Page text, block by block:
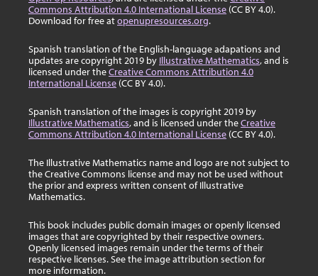
Commons Attribution 4.0 International License (CC BY 4.0).
Download for free atopenupresources.org.
Spanish translation of the English-language adapations and
updates are copyright 2019 by Illustrative Mathematics, and is
licensed under theCreative Commons Attribution 4.0
International License (CC BY 4.0).
Spanish translation of the images is copyright 2019 by
Illustrative Mathematics, and is licensed under theCreative
Commons Attribution 4.0 International License (CC BY 4.0).
The Illustrative Mathematics name and logo are not subject to
the Creative Commons license and may not be used without
the prior and express written consent of Illustrative
Mathematics.
This book includes public domain images or openly licensed
images that are copyrighted by their respective owners.
Openly licensed images remain under the terms of their
respective licenses. See the image attribution section for
more information.